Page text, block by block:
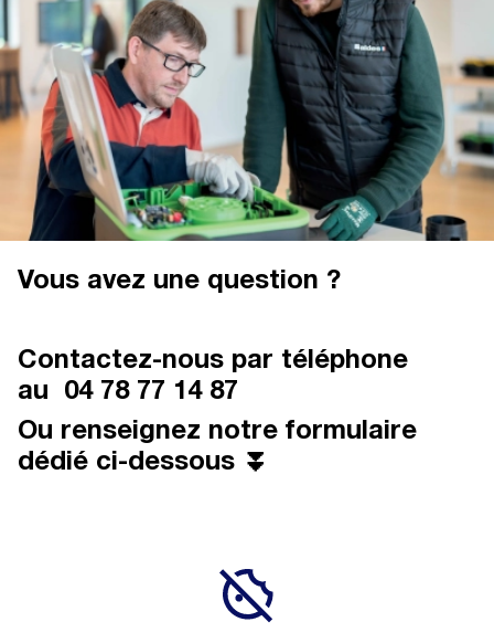
Vous avez une question ?
Contactez-nous par téléphone
au
04 78 77 14 87
Ou renseignez notre formulaire
dédié ci-dessous ⏬